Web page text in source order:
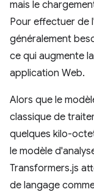
mais le
Pour effectuer de
généralement
ce qui augmente
application Web.
Alors que le
classique de
quelques kilo-
le modèle
Transformers.js
de langage